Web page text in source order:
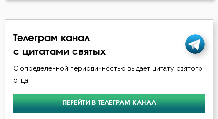
Исповедь
Крест
Лень
Любовь
Любовь Божия
Телеграм канал
с цитатами святых
С определенной периодичностью выдает цитату святого
отца
ПЕРЕЙТИ В ТЕЛЕГРАМ КАНАЛ